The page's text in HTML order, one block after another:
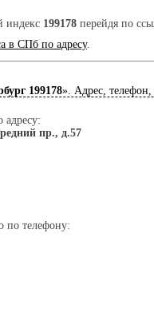
индекс 199178 перейдя по
в СПб по адресу.
199178». Адрес,
адресу:
пр., д.57
по телефону: